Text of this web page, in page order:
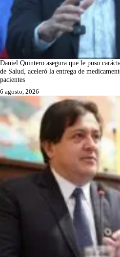
Daniel Quintero asegura que le puso
de Salud, aceleró la entrega de
pacientes
6 agosto, 2026